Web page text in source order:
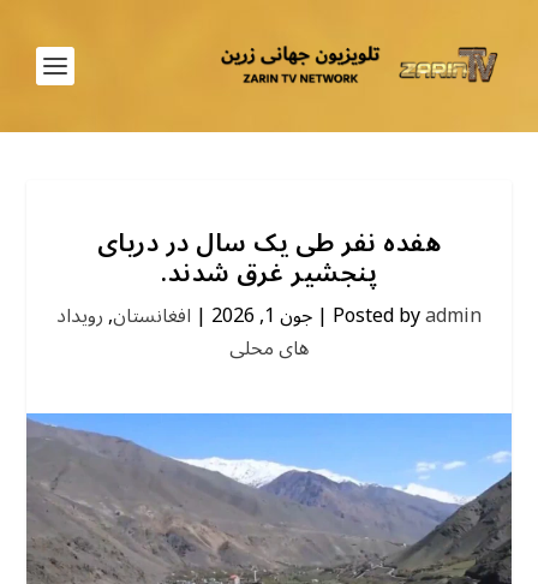
هفده نفر طی یک سال در دریای
پنجشیر غرق شدند.
Posted byadmin
| جون 1, 2026 | افغانستان,رویداد
های محلی